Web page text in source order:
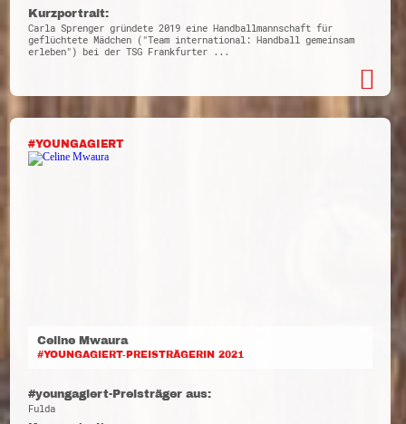
Kurzportrait:
Carla Sprenger gründete 2019 eine Handballmannschaft für
geflüchtete Mädchen ("Team international: Handball gemeinsam
erleben") bei der TSG Frankfurter ...
#YOUNGAGIERT
Celine Mwaura
#YOUNGAGIERT-PREISTRÄGERIN 2021
#youngagiert-Preisträger aus:
Fulda